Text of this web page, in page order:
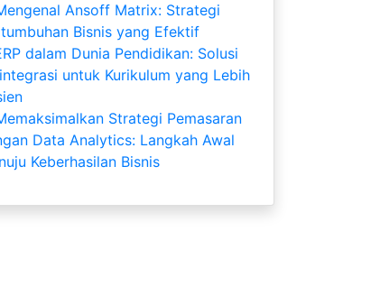
Ansoff Matrix: Strategi
Bisnis yang Efektif
dalam Dunia Pendidikan: Solusi
untuk Kurikulum yang Lebih
Strategi Pemasaran
Data Analytics: Langkah Awal
Keberhasilan Bisnis